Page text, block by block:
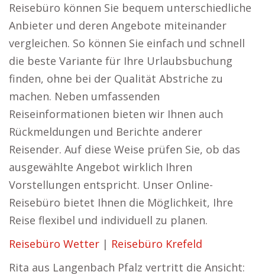
Reisebüro können Sie bequem unterschiedliche
Anbieter und deren Angebote miteinander
vergleichen. So können Sie einfach und schnell
die beste Variante für Ihre Urlaubsbuchung
finden, ohne bei der Qualität Abstriche zu
machen. Neben umfassenden
Reiseinformationen bieten wir Ihnen auch
Rückmeldungen und Berichte anderer
Reisender. Auf diese Weise prüfen Sie, ob das
ausgewählte Angebot wirklich Ihren
Vorstellungen entspricht. Unser Online-
Reisebüro bietet Ihnen die Möglichkeit, Ihre
Reise flexibel und individuell zu planen.
Reisebüro Wetter | Reisebüro Krefeld
Rita aus Langenbach Pfalz vertritt die Ansicht: